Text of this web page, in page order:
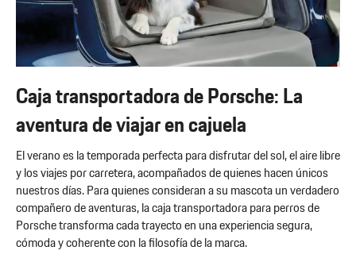
Caja transportadora de Porsche: La
aventura de viajar en cajuela
El verano es la temporada perfecta para disfrutar del sol, el aire libre
y los viajes por carretera, acompañados de quienes hacen únicos
nuestros días. Para quienes consideran a su mascota un verdadero
compañero de aventuras, la caja transportadora para perros de
Porsche transforma cada trayecto en una experiencia segura,
cómoda y coherente con la filosofía de la marca.